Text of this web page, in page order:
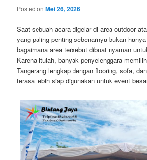
Posted onMei 26, 2026
Saat sebuah acara digelar di area outdoor
yang paling penting sebenarnya bukan
bagaimana area tersebut dibuat nyaman
Karena itulah, banyak penyelenggara
Tangerang lengkap dengan flooring, sofa,
terasa lebih siap digunakan untuk event